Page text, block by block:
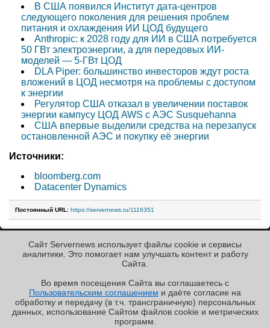
✖
В США появился Институт дата-центров
следующего поколения для решения проблем
питания и охлаждения ИИ ЦОД будущего
Anthropic: к 2028 году для ИИ в США потребуется
50 ГВт электроэнергии, а для передовых ИИ-
моделей — 5-ГВт ЦОД
DLA Piper: большинство инвесторов ждут роста
вложений в ЦОД несмотря на проблемы с доступом
к энергии
Регулятор США отказал в увеличении поставок
энергии кампусу ЦОД AWS с АЭС Susquehanna
США впервые выделили средства на перезапуск
остановленной АЭС и покупку её энергии
Источники:
bloomberg.com
Datacenter Dynamics
Постоянный URL: https://servernews.ru/1116351
« Назад к ленте
РЕКЛАМА • ООО «ЛАБОРАТОРИЯ ЧИСЛИТЕЛЬ»
Copyright ©2010-2026
Servernews.Пользовательское
соглашение
Сайт Servernews использует файлы cookie и сервисы
аналитики. Это помогает нам улучшать контент и работу
Cайта.
Во время посещения Cайта вы соглашаетесь с
Пользовательским соглашением и даёте согласие на
обработку и передачу (в т.ч. трансграничную) персональных
данных, использование Cайтом файлов cookie и метрических
программ.